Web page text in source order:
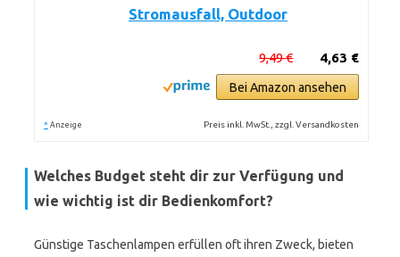
Stromausfall, Outdoor
4,63 €
9,49 €
Bei Amazon ansehen
* Anzeige Preis inkl. MwSt., zzgl. Versandkosten
Welches Budget steht dir zur Verfügung und
wie wichtig ist dir Bedienkomfort?
Günstige Taschenlampen erfüllen oft ihren Zweck, bieten